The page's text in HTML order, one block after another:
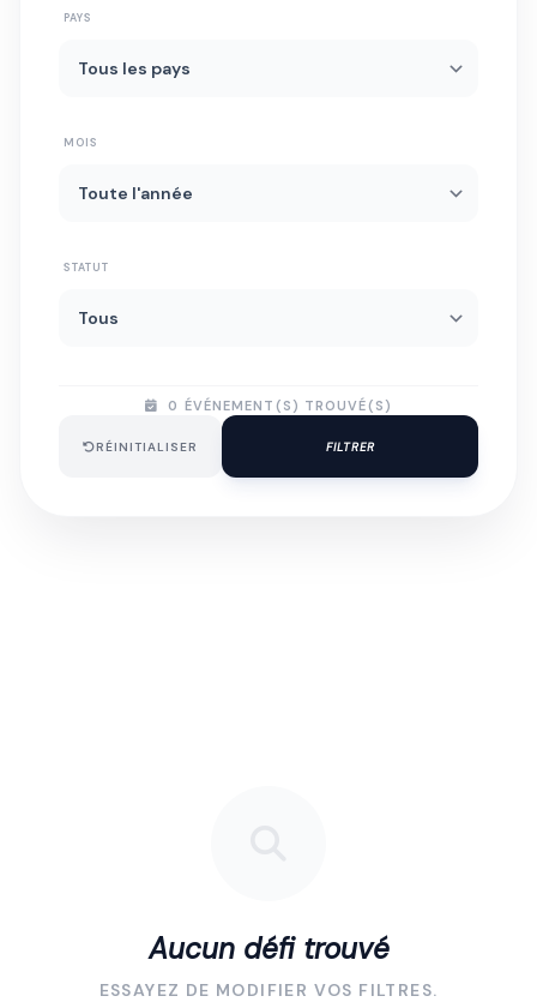
PAYS
MOIS
STATUT
0 ÉVÉNEMENT(S) TROUVÉ(S)
RÉINITIALISER FILTRER
Aucun défi trouvé
ESSAYEZ DE MODIFIER VOS FILTRES.